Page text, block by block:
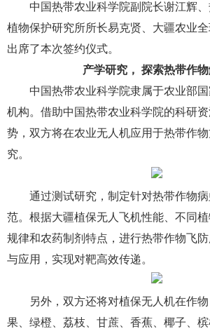
中国热带农业科学院副院长谢江辉
植物保护研究所所长易克贤、大疆农业
出席了本次签约仪式。
产学研究， 探索热带作
中国热带农业科学院隶属于农业部
机构。借助中国热带农业科学院的科研
势，双方将在农业无人机应用于热带作
究。
通过测试研究，制定针对热带作物
范。根据大疆植保无人飞机性能、不同
规律和农药制剂特点，进行热带作物飞
与应用，实现对靶高效传递。
另外，双方还将对植保无人机在作
果、绿橙、荔枝、甘蔗、香蕉、椰子、